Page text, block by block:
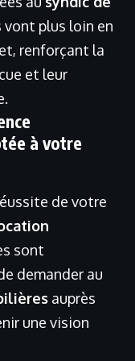
vont plus loin en
renforçant la
et leur
à votre
de votre
sont
demander au
auprès
une vision